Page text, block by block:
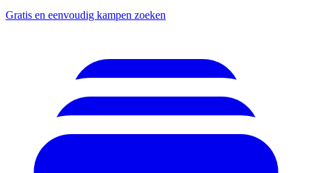
Gratis en eenvoudig kampen zoeken